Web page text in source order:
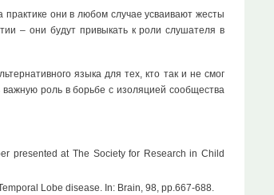
они в любом случае усваивают жесты
– они будут привыкать к роли слушателя в
языка для тех, кто так и не смог
важную роль в борьбе с изоляцией сообщества
presented at The Society for Research in Child
Lobe disease. In: Brain, 98, pp.667-688.